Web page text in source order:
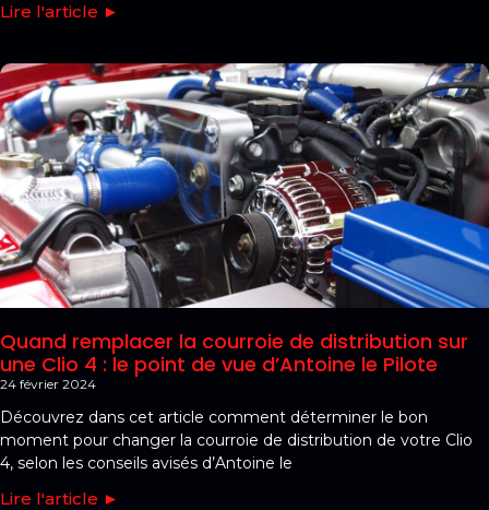
Lire l'article ►
Quand remplacer la courroie de distribution sur
une Clio 4 : le point de vue d’Antoine le Pilote
24 février 2024
Découvrez dans cet article comment déterminer le bon
moment pour changer la courroie de distribution de votre Clio
4, selon les conseils avisés d’Antoine le
Lire l'article ►